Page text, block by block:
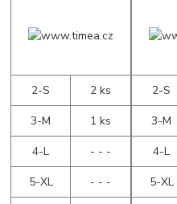
2-S
2 ks
3-M
1 ks
4-L
- - -
5-XL
- - -
2-S
3-M
4-L
5-XL